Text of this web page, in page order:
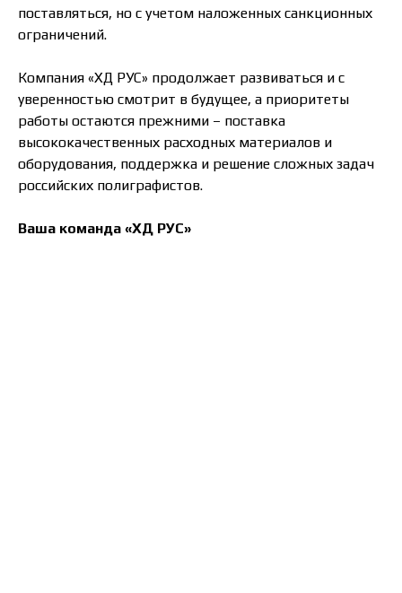
поставляться, но с учетом наложенных санкционных
ограничений.
Компания «ХД РУС» продолжает развиваться и с
уверенностью смотрит в будущее, а приоритеты
работы остаются прежними – поставка
высококачественных расходных материалов и
оборудования, поддержка и решение сложных задач
российских полиграфистов.
Ваша команда «ХД РУС»